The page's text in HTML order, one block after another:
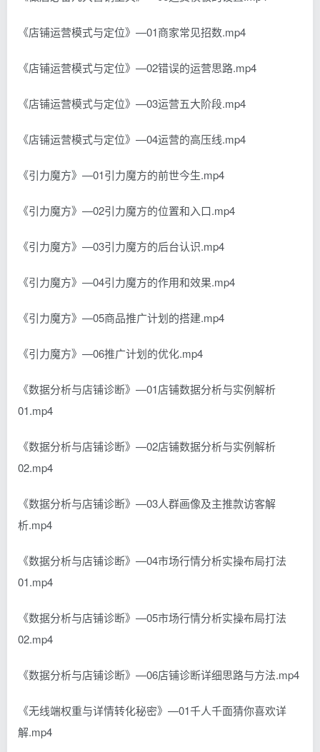
《店铺运营模式与定位》—01商家常见招数.mp4
《店铺运营模式与定位》—02错误的运营思路.mp4
《店铺运营模式与定位》—03运营五大阶段.mp4
《店铺运营模式与定位》—04运营的高压线.mp4
《引力魔方》—01引力魔方的前世今生.mp4
《引力魔方》—02引力魔方的位置和入口.mp4
《引力魔方》—03引力魔方的后台认识.mp4
《引力魔方》—04引力魔方的作用和效果.mp4
《引力魔方》—05商品推广计划的搭建.mp4
《引力魔方》—06推广计划的优化.mp4
《数据分析与店铺诊断》—01店铺数据分析与实例解析
01.mp4
《数据分析与店铺诊断》—02店铺数据分析与实例解析
02.mp4
《数据分析与店铺诊断》—03人群画像及主推款访客解
析.mp4
《数据分析与店铺诊断》—04市场行情分析实操布局打法
01.mp4
《数据分析与店铺诊断》—05市场行情分析实操布局打法
02.mp4
《数据分析与店铺诊断》—06店铺诊断详细思路与方法.mp4
《无线端权重与详情转化秘密》—01千人千面猜你喜欢详
解.mp4